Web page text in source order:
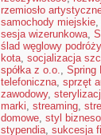
rzemiosło
samochody miejskie,
sesja wizerunkowa,
ślad węglowy podróży
kota, socjalizacja
spółka z o.o., Spring
telefoniczna, sprzęt
zawodowy,
marki, streaming,
domowe, styl
stypendia, sukcesja